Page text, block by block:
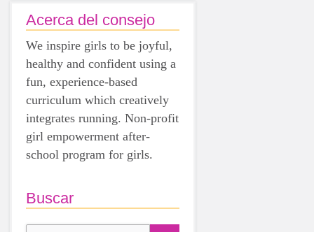
Acerca del consejo
We inspire girls to be joyful,
healthy and confident using a
fun, experience-based
curriculum which creatively
integrates running. Non-profit
girl empowerment after-
school program for girls.
Buscar